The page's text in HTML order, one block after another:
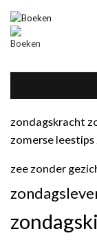
zondagskracht
zomerse leestips
zee zonder